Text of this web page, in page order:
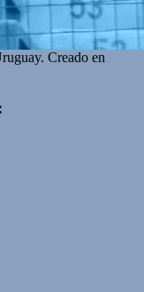
Creado en